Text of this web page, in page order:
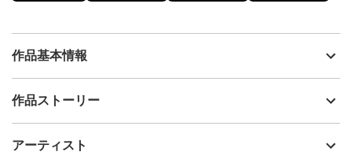
作品基本情報
出品者
制作年
作品ストーリー
◻︎で構成されたものをクローズアップした作品です◽︎
アーティスト